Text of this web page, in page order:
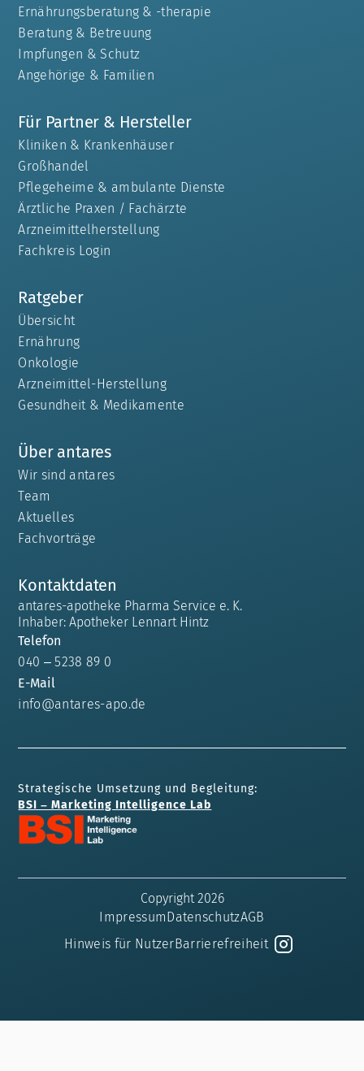
Ernährungsberatung & -therapie
Beratung & Betreuung
Impfungen & Schutz
Angehörige & Familien
Für Partner & Hersteller
Kliniken & Krankenhäuser
Großhandel
Pflegeheime & ambulante Dienste
Ärztliche Praxen / Fachärzte
Arzneimittelherstellung
Fachkreis Login
Ratgeber
Übersicht
Ernährung
Onkologie
Arzneimittel-Herstellung
Gesundheit & Medikamente
Über antares
Wir sind antares
Team
Aktuelles
Fachvorträge
Kontaktdaten
antares-apotheke Pharma Service e. K.
Inhaber: Apotheker Lennart Hintz
Telefon
040 – 5238 89 0
E-Mail
info@antares-apo.de
Strategische Umsetzung und Begleitung:
BSI – Marketing Intelligence Lab
Copyright 2026
Impressum DatenschutzAGB
Hinweis für NutzerBarrierefreiheit